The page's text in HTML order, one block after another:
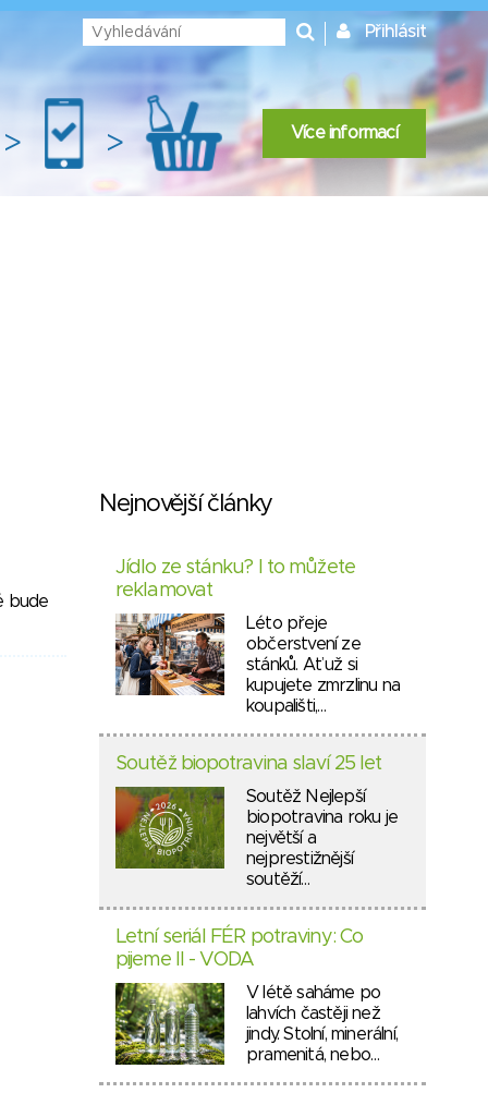
Přihlásit
> > Více informací
bude
Nejnovější články
Jídlo ze stánku? I to můžete
reklamovat
Léto přeje
občerstvení ze
stánků. Ať už si
kupujete zmrzlinu na
koupališti,…
Soutěž biopotravina slaví 25 let
Soutěž Nejlepší
biopotravina roku je
největší a
nejprestižnější
soutěží…
Letní seriál FÉR potraviny: Co
pijeme II - VODA
V létě saháme po
lahvích častěji než
jindy. Stolní, minerální,
pramenitá, nebo…